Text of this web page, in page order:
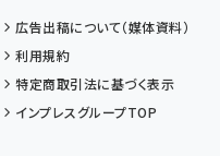
広告出稿について（媒体資料）
利用規約
特定商取引法に基づく表示
インプレスグループTOP